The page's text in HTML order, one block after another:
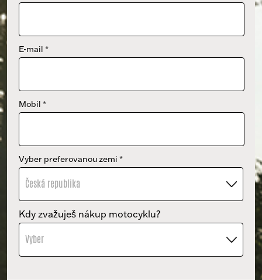
E-mail*
Mobil*
Vyber preferovanou zemi*
Česká republika
Kdy zvažuješ nákup motocyklu?
Vyber